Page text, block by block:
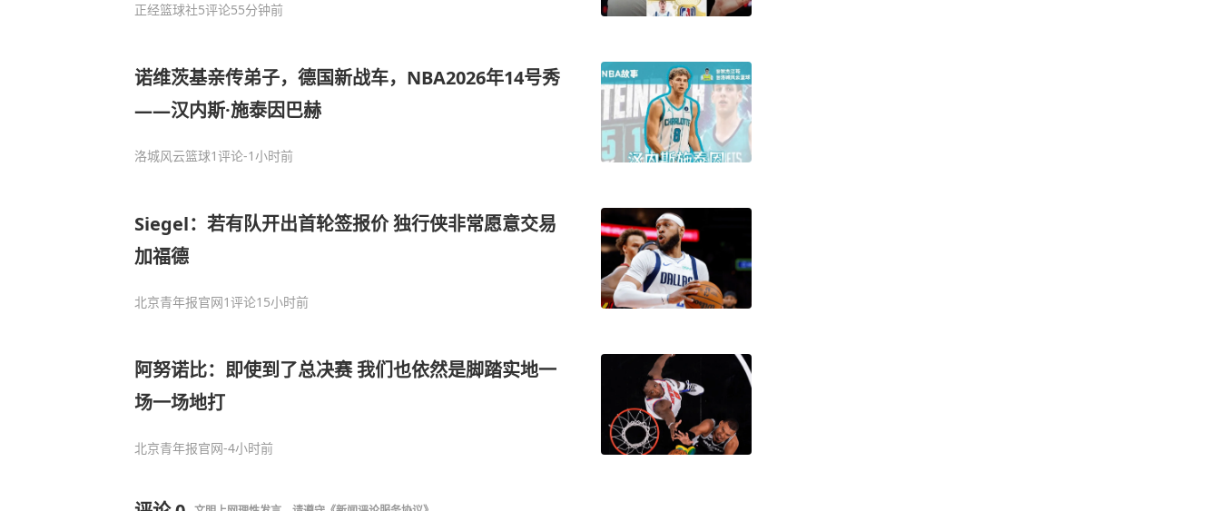
正经篮球社5评论55分钟前
诺维茨基亲传弟子，德国新战车，NBA2026年14号秀
——汉内斯·施泰因巴赫
洛城风云篮球1评论-1小时前
Siegel：若有队开出首轮签报价 独行侠非常愿意交易
加福德
北京青年报官网1评论15小时前
阿努诺比：即使到了总决赛 我们也依然是脚踏实地一
场一场地打
北京青年报官网-4小时前